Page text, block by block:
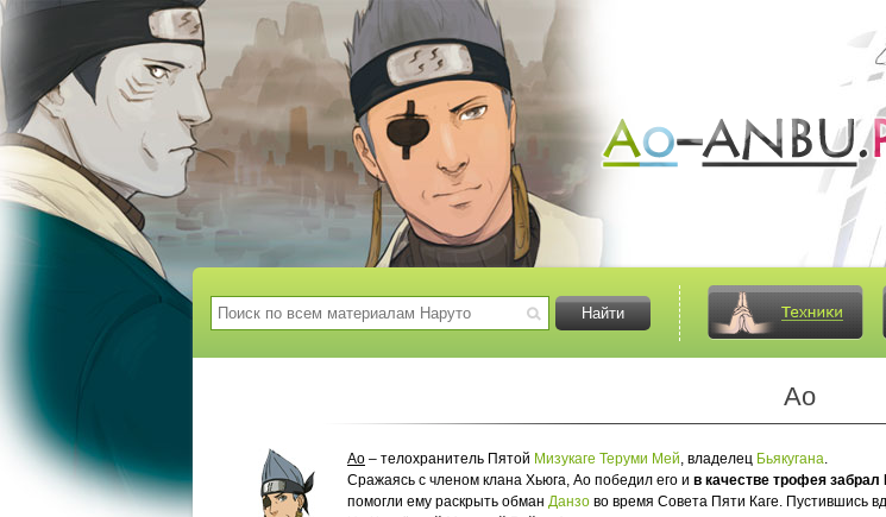
Ао
Ао – телохранитель Пятой Мизукаге Теруми Мей, владелец Бьякугана.
Сражаясь с членом клана Хьюга, Ао победил его и в качестве трофея забрал
помогли ему раскрыть обман Данзо во время Совета Пяти Каге. Пустившись